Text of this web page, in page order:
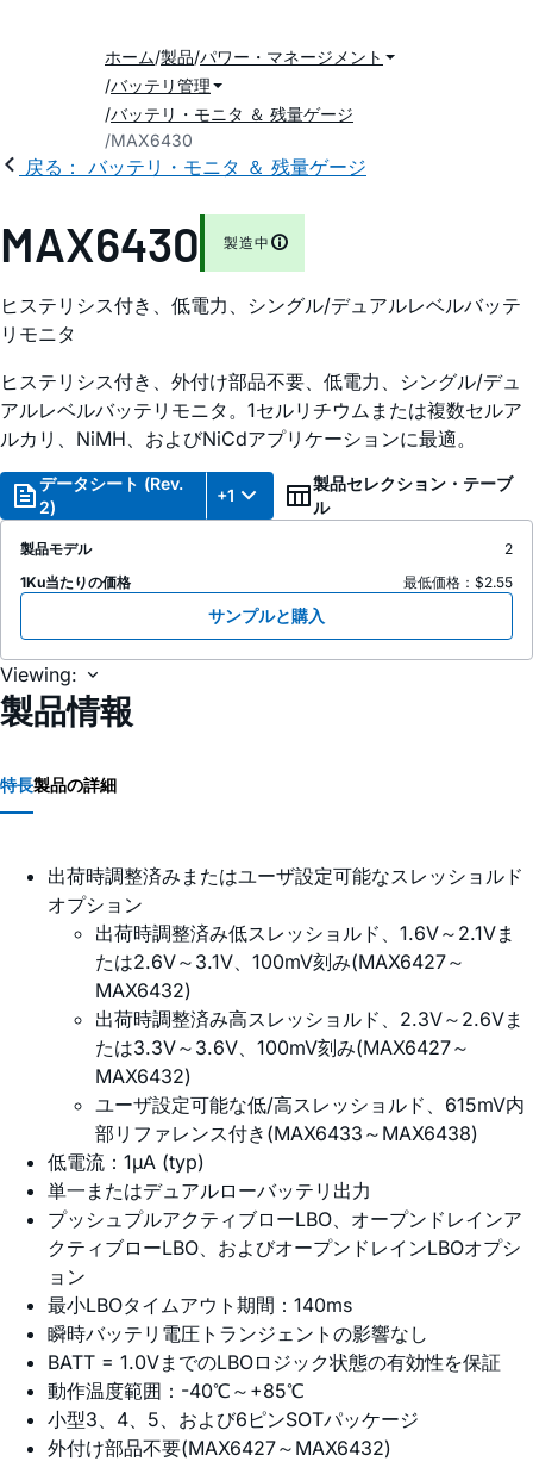
ホーム 製品 パワー・マネージメント
バッテリ管理
バッテリ・モニタ ＆ 残量ゲージ
MAX6430
戻る： バッテリ・モニタ ＆ 残量ゲージ
MAX6430 製造中
ヒステリシス付き、低電力、シングル/デュアルレベルバッテ
リモニタ
ヒステリシス付き、外付け部品不要、低電力、シングル/デュ
アルレベルバッテリモニタ。1セルリチウムまたは複数セルア
ルカリ、NiMH、およびNiCdアプリケーションに最適。
データシート (Rev.
2)
+1
製品セレクション・テーブ
ル
製品モデル
2
1Ku当たりの価格
最低価格：$2.55
サンプルと購入
Viewing:
製品情報
特長製品の詳細
出荷時調整済みまたはユーザ設定可能なスレッショルド
オプション
出荷時調整済み低スレッショルド、1.6V～2.1Vま
たは2.6V～3.1V、100mV刻み(MAX6427～
MAX6432)
出荷時調整済み高スレッショルド、2.3V～2.6Vま
たは3.3V～3.6V、100mV刻み(MAX6427～
MAX6432)
ユーザ設定可能な低/高スレッショルド、615mV内
部リファレンス付き(MAX6433～MAX6438)
低電流：1µA (typ)
単一またはデュアルローバッテリ出力
プッシュプルアクティブローLBO、オープンドレインア
クティブローLBO、およびオープンドレインLBOオプシ
ョン
最小LBOタイムアウト期間：140ms
瞬時バッテリ電圧トランジェントの影響なし
BATT = 1.0VまでのLBOロジック状態の有効性を保証
動作温度範囲：-40℃～+85℃
小型3、4、5、および6ピンSOTパッケージ
外付け部品不要(MAX6427～MAX6432)